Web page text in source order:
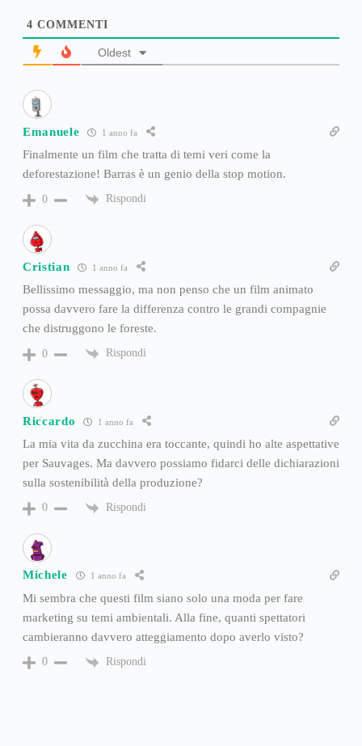
4 COMMENTI
Oldest
Emanuele 1 anno fa
Finalmente un film che tratta di temi veri come la
deforestazione! Barras è un genio della stop motion.
0 Rispondi
Cristian 1 anno fa
Bellissimo messaggio, ma non penso che un film animato
possa davvero fare la differenza contro le grandi compagnie
che distruggono le foreste.
0 Rispondi
Riccardo 1 anno fa
La mia vita da zucchina era toccante, quindi ho alte aspettative
per Sauvages. Ma davvero possiamo fidarci delle dichiarazioni
sulla sostenibilità della produzione?
0 Rispondi
Michele 1 anno fa
Mi sembra che questi film siano solo una moda per fare
marketing su temi ambientali. Alla fine, quanti spettatori
cambieranno davvero atteggiamento dopo averlo visto?
0 Rispondi